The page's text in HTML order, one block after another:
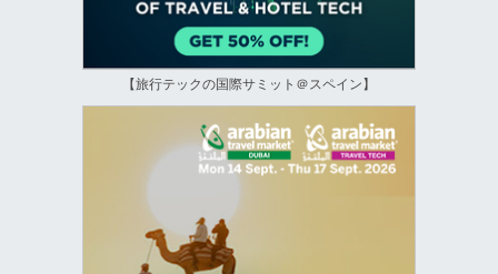
【旅行テックの国際サミット＠スペイン】